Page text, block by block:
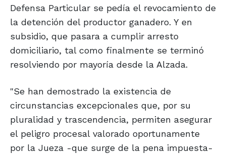
Defensa Particular se pedía el revocamiento de
la detención del productor ganadero. Y en
subsidio, que pasara a cumplir arresto
domiciliario, tal como finalmente se terminó
resolviendo por mayoría desde la Alzada.
"Se han demostrado la existencia de
circunstancias excepcionales que, por su
pluralidad y trascendencia, permiten asegurar
el peligro procesal valorado oportunamente
por la Jueza -que surge de la pena impuesta-